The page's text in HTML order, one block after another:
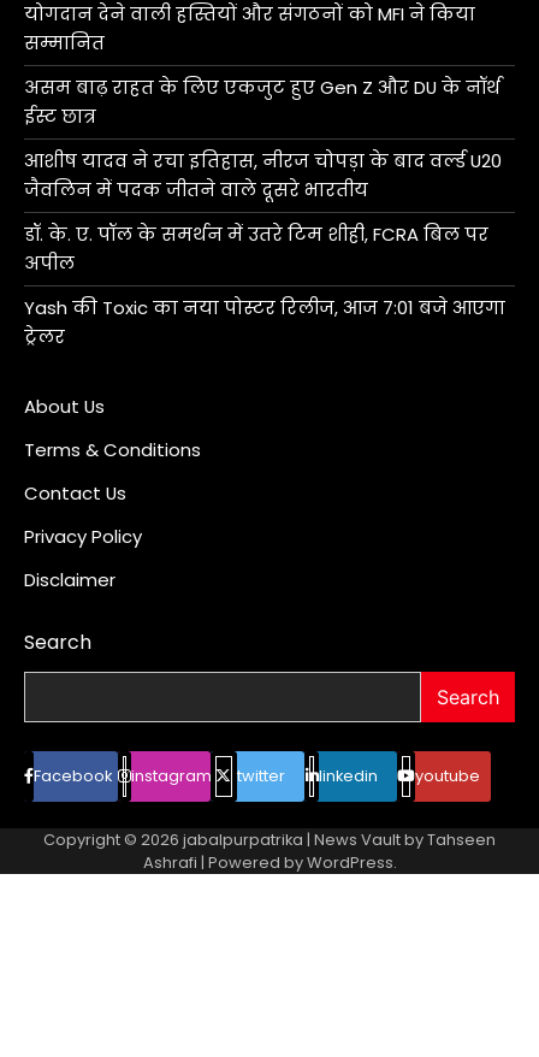
योगदान देने वाली हस्तियों और संगठनों को MFI ने किया
सम्मानित
असम बाढ़ राहत के लिए एकजुट हुए Gen Z और DU के नॉर्थ
ईस्ट छात्र
आशीष यादव ने रचा इतिहास, नीरज चोपड़ा के बाद वर्ल्ड U20
जैवलिन में पदक जीतने वाले दूसरे भारतीय
डॉ. के. ए. पॉल के समर्थन में उतरे टिम शीही, FCRA बिल पर
अपील
Yash की Toxic का नया पोस्टर रिलीज, आज 7:01 बजे आएगा
ट्रेलर
About Us
Terms & Conditions
Contact Us
Privacy Policy
Disclaimer
Search
Search
Facebook instagram twitter linkedin youtube
Copyright © 2026 jabalpurpatrika | News Vault byTahseen
Ashrafi | Powered byWordPress.